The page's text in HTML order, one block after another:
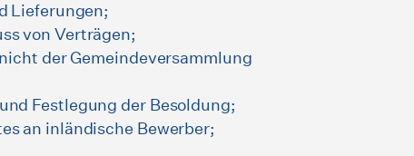
Lieferungen;
von Verträgen;
der Gemeindeversammlung
Festlegung der Besoldung;
an inländische Bewerber;